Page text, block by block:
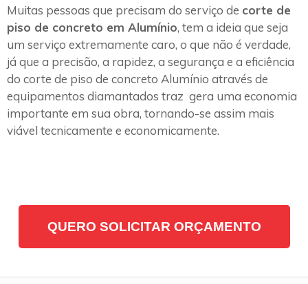
Muitas pessoas que precisam do serviço de corte de
piso de concreto em Alumínio, tem a ideia que seja
um serviço extremamente caro, o que não é verdade,
já que a precisão, a rapidez, a segurança e a eficiência
do corte de piso de concreto Alumínio através de
equipamentos diamantados traz gera uma economia
importante em sua obra, tornando-se assim mais
viável tecnicamente e economicamente.
QUERO SOLICITAR ORÇAMENTO